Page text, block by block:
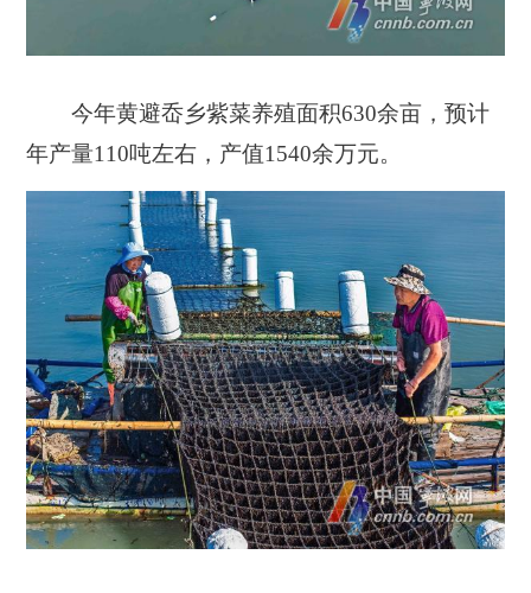
今年黄避岙乡紫菜养殖面积630余亩，预计
年产量110吨左右，产值1540余万元。